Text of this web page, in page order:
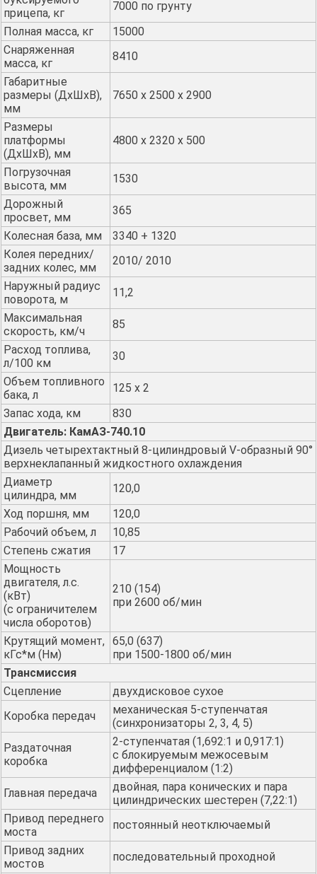
прицепа, кг
7000 по грунту
Полная масса, кг
15000
Снаряженная
масса, кг
8410
Габаритные
размеры (ДхШхВ),
мм
7650 х 2500 х 2900
Размеры
платформы
(ДхШхВ), мм
4800 х 2320 х 500
Погрузочная
высота, мм
1530
Дорожный
просвет, мм
365
Колесная база, мм
3340 + 1320
Колея передних/
задних колес, мм
2010/ 2010
Наружный радиус
поворота, м
11,2
Максимальная
скорость, км/ч
85
Расход топлива,
л/100 км
30
Объем топливного
бака, л
125 х 2
Запас хода, км
830
Двигатель: КамАЗ-740.10
Дизель четырехтактный 8-цилиндровый V-образный 90°
верхнеклапанный жидкостного охлаждения
Диаметр
цилиндра, мм
120,0
Ход поршня, мм
120,0
Рабочий объем, л
10,85
Степень сжатия
17
Мощность
двигателя, л.с.
(кВт)
(с ограничителем
числа оборотов)
210 (154)
при 2600 об/мин
Крутящий момент,
кГс*м (Нм)
65,0 (637)
при 1500-1800 об/мин
Трансмиссия
Сцепление
двухдисковое сухое
Коробка передач
механическая 5-ступенчатая
(синхронизаторы 2, 3, 4, 5)
Раздаточная
коробка
2-ступенчатая (1,692:1 и 0,917:1)
с блокируемым межосевым
дифференциалом (1:2)
Главная передача
двойная, пара конических и пара
цилиндрических шестерен (7,22:1)
Привод переднего
моста
постоянный неотключаемый
Привод задних
мостов
последовательный проходной